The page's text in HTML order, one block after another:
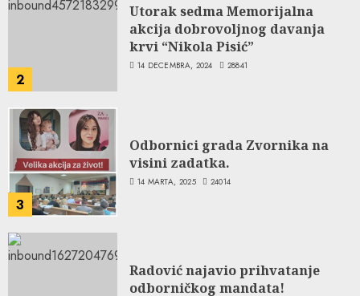
2
Utorak sedma Memorijalna
akcija dobrovoljnog davanja
krvi “Nikola Pisić”
14 DECEMBRA, 2024 28841
3
Odbornici grada Zvornika na
visini zadatka.
14 MARTA, 2025 24014
Radović najavio prihvatanje
odborničkog mandata!